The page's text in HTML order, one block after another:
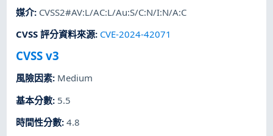
媒介: CVSS2#AV:L/AC:L/Au:S/C:N/I:N/A:C
CVSS 評分資料來源: CVE-2024-42071
CVSS v3
風險因素: Medium
基本分數: 5.5
時間性分數:4.8